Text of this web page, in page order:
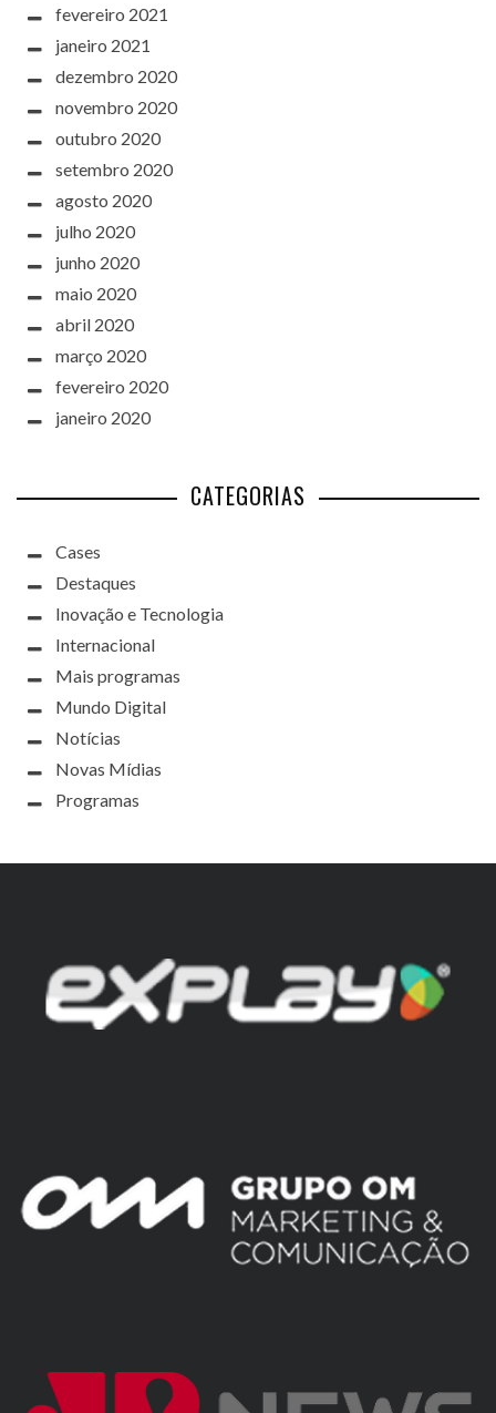
fevereiro 2021
janeiro 2021
dezembro 2020
novembro 2020
outubro 2020
setembro 2020
agosto 2020
julho 2020
junho 2020
maio 2020
abril 2020
março 2020
fevereiro 2020
janeiro 2020
CATEGORIAS
Cases
Destaques
Inovação e Tecnologia
Internacional
Mais programas
Mundo Digital
Notícias
Novas Mídias
Programas